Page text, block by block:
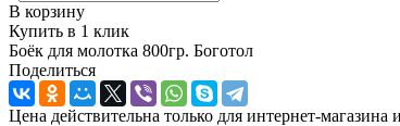
В корзину
Купить в 1 клик
Боёк для молотка 800гр. Боготол
Поделиться
Цена действительна только для интернет-